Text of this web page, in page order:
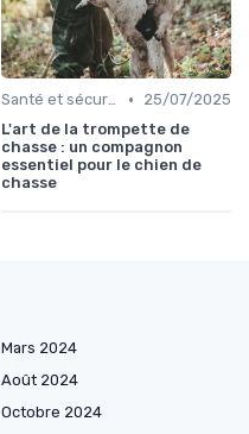
Santé et sécurité pendant la chasse •
25/07/2025
L'art de la trompette de
chasse : un compagnon
essentiel pour le chien de
chasse
Mars 2024
Août 2024
Octobre 2024